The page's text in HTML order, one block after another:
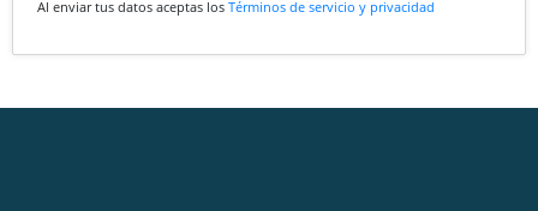
Al enviar tus datos aceptas los Términos de servicio y privacidad